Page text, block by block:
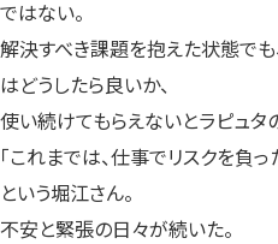
ではない。
解決すべき課題を抱えた状態で
はどうしたら良いか、
使い続けてもらえないとラピュタ
「これまでは、仕事でリスクを負っ
という堀江さん。
不安と緊張の日々が続いた。